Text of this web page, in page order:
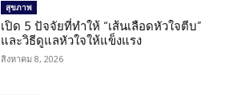
สุขภาพ
เปิด 5 ปัจจัยที่ทำให้ “เส้นเลือดหัวใจตีบ”
และวิธีดูแลหัวใจให้แข็งแรง
สิงหาคม 8, 2026